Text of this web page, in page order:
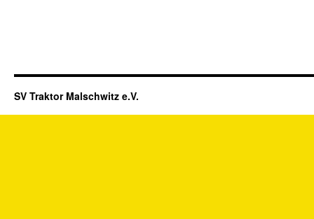
SV Traktor Malschwitz e.V.